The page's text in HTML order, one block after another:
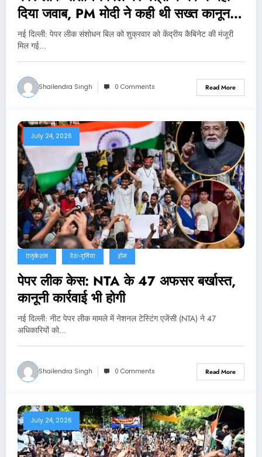
दिया जवाब, PM मोदी ने कही थी सख्त कानून
लाने की बात
नई दिल्‍ली: पेपर लीक संशोधन बिल को शुक्रवार को केंद्रीय कैबिनेट की मंजूरी
मिल गई…
Shailendra Singh 0 Comments Read More
July 24, 2026
एजुकेशन देश-दुनिया होम
पेपर लीक केस: NTA के 47 अफसर बर्खास्त,
कानूनी कार्रवाई भी होगी
नई दिल्‍ली: नीट पेपर लीक मामले में नेशनल टेस्टिंग एजेंसी (NTA) ने 47
अधिकारियों को…
Shailendra Singh 0 Comments Read More
July 24, 2026